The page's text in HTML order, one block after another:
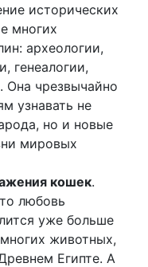
исторических
многих
археологии,
генеалогии,
Она чрезвычайно
узнавать не
но и новые
мировых
кошек.
любовь
уже больше
животных,
Египте. А